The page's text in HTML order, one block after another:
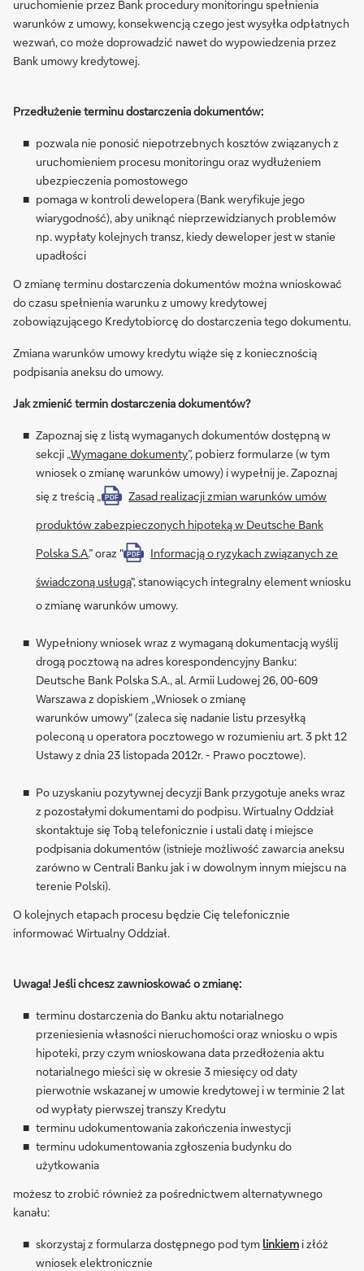
uruchomienie przez Bank procedury monitoringu spełnienia
warunków z umowy, konsekwencją czego jest wysyłka odpłatnych
wezwań, co może doprowadzić nawet do wypowiedzenia przez
Bank umowy kredytowej.
Przedłużenie terminu dostarczenia dokumentów:
pozwala nie ponosić niepotrzebnych kosztów związanych z
uruchomieniem procesu monitoringu oraz wydłużeniem
ubezpieczenia pomostowego
pomaga w kontroli dewelopera (Bank weryfikuje jego
wiarygodność), aby uniknąć nieprzewidzianych problemów
np. wypłaty kolejnych transz, kiedy deweloper jest w stanie
upadłości
O zmianę terminu dostarczenia dokumentów można wnioskować
do czasu spełnienia warunku z umowy kredytowej
zobowiązującego Kredytobiorcę do dostarczenia tego dokumentu.
Zmiana warunków umowy kredytu wiąże się z koniecznością
podpisania aneksu do umowy.
Jak zmienić termin dostarczenia dokumentów?
Zapoznaj się z listą wymaganych dokumentów dostępną w
sekcji „Wymagane dokumenty”, pobierz formularze (w tym
wniosek o zmianę warunków umowy) i wypełnij je. Zapoznaj
się z treścią „
PDF
Zasad realizacji zmian warunków umów
produktów zabezpieczonych hipoteką w Deutsche Bank
Polska S.A.” oraz " PDF
Informacją o ryzykach związanych ze
świadczoną usługą", stanowiących integralny element wniosku
o zmianę warunków umowy.
Wypełniony wniosek wraz z wymaganą dokumentacją wyślij
drogą pocztową na adres korespondencyjny Banku:
Deutsche Bank Polska S.A., al. Armii Ludowej 26, 00-609
Warszawa z dopiskiem „Wniosek o zmianę
warunków umowy" (zaleca się nadanie listu przesyłką
poleconą u operatora pocztowego w rozumieniu art. 3 pkt 12
Ustawy z dnia 23 listopada 2012r. - Prawo pocztowe).
Po uzyskaniu pozytywnej decyzji Bank przygotuje aneks wraz
z pozostałymi dokumentami do podpisu. Wirtualny Oddział
skontaktuje się Tobą telefonicznie i ustali datę i miejsce
podpisania dokumentów (istnieje możliwość zawarcia aneksu
zarówno w Centrali Banku jak i w dowolnym innym miejscu na
terenie Polski).
O kolejnych etapach procesu będzie Cię telefonicznie
informować Wirtualny Oddział.
Uwaga! Jeśli chcesz zawnioskować o zmianę:
terminu dostarczenia do Banku aktu notarialnego
przeniesienia własności nieruchomości oraz wniosku o wpis
hipoteki, przy czym wnioskowana data przedłożenia aktu
notarialnego mieści się w okresie 3 miesięcy od daty
pierwotnie wskazanej w umowie kredytowej i w terminie 2 lat
od wypłaty pierwszej transzy Kredytu
terminu udokumentowania zakończenia inwestycji
terminu udokumentowania zgłoszenia budynku do
użytkowania
możesz to zrobić również za pośrednictwem alternatywnego
kanału:
skorzystaj z formularza dostępnego pod tym linkiemi złóż
wniosek elektronicznie